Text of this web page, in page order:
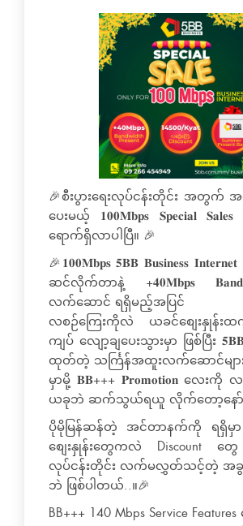
🎉စီးပွားရေးလုပ်ငန်းတိုင်း အတွက်
ပေးမယ့် 𝟏𝟎𝟎𝐌𝐛𝐩𝐬 𝐒𝐩𝐞𝐜𝐢𝐚𝐥
ရောက်ရှိလာပါပြီ။ 🎉
🎉𝟏𝟎𝟎𝐌𝐛𝐩𝐬 𝟓𝐁𝐁 𝐁𝐮𝐬𝐢𝐧𝐞𝐬𝐬
ဆင်လိုက်တာနဲ့ +𝟒𝟎𝐌𝐛𝐩𝐬
လက်ဆောင် ရရှိမည့်အပြင်
လစဉ်ကြေးကိုလဲ ယခင်စျေးနှုန်း
ကျပ် လျော့ချပေးသွားမှာ ဖြစ်ပြီး
ထုတ်တဲ့ သင်္ကြန်အထူးလက်ဆောင်မျ
မှာမို့ 𝐁𝐁+++ 𝐏𝐫𝐨𝐦𝐨𝐭𝐢𝐨𝐧 လေ
ယခုဘဲ ဆက်သွယ်ရယူ လိုက်တော့နော်
ပိုမိုမြန်ဆန်တဲ့ အင်တာနက်ကို ရရှိမှာ
စျေးနှုန်းတွေကလဲ Discount တွ
လုပ်ငန်းတိုင်း လက်မလွှတ်သင့်တဲ့ အခွ
ဘဲ ဖြစ်ပါတယ်..။🎉
BB+++ 140 Mbps Service